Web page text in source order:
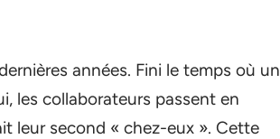
années. Fini le temps où un
les collaborateurs passent en
leur second « chez-eux ». Cette